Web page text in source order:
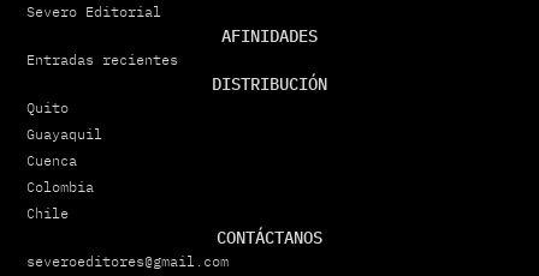
Severo Editorial
AFINIDADES
Entradas recientes
DISTRIBUCIÓN
Quito
Guayaquil
Cuenca
Colombia
Chile
CONTÁCTANOS
severoeditores@gmail.com